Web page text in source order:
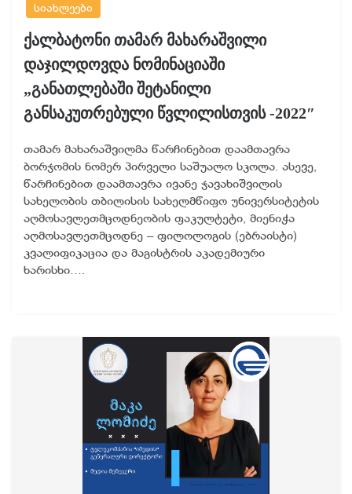
სიახლეები
ქალბატონი თამარ მახარაშვილი
დაჯილდოვდა ნომინაციაში
„განათლებაში შეტანილი
განსაკუთრებული წვლილისთვის -2022″
თამარ მახარაშვილმა წარჩინებით დაამთავრა
ბორჯომის ნომერ პირველი საშუალო სკოლა. ასევე,
წარჩინებით დაამთავრა ივანე ჯავახიშვილის
სახელობის თბილისის სახელმწიფო უნივერსიტეტის
აღმოსავლეთმცოდნეობის ფაკულტეტი, მიენიჭა
აღმოსავლეთმცოდნე – ფილოლოგის (ებრაისტი)
კვალიფიკაცია და მაგისტრის აკადემიური
ხარისხი….